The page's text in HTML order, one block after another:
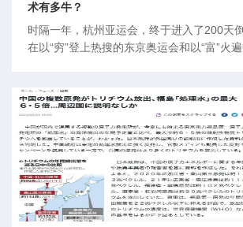
术有多牛？
时隔一年，杭州亚运会，终于进入了200天
在以“穷”登上热搜的东京奥运会和以“富”火
中更是一片欢呼沸腾，大家都等着看这场亚
些“环保黑科技”。这不，小编